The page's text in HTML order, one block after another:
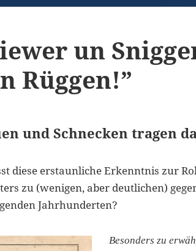
un
Rüggen!”
und Schnecken tragen
diese erstaunliche Erkenntnis zur
zu (wenigen, aber deutlichen)
Jahrhunderten?
Besonders zu